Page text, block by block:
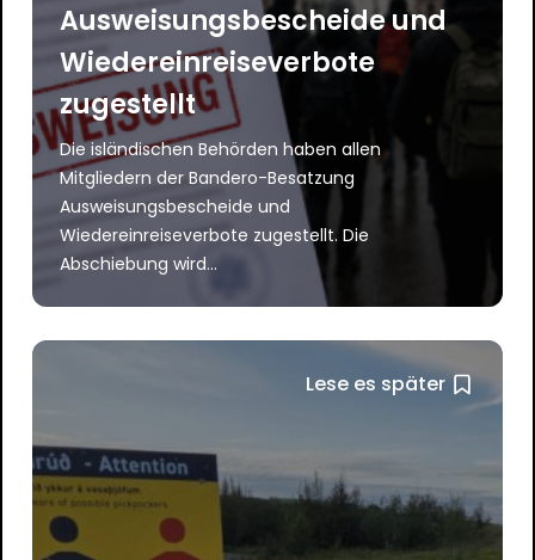
Ausweisungsbescheide und
Wiedereinreiseverbote
zugestellt
Die isländischen Behörden haben allen
Mitgliedern der Bandero-Besatzung
Ausweisungsbescheide und
Wiedereinreiseverbote zugestellt. Die
Abschiebung wird...
Lese es später